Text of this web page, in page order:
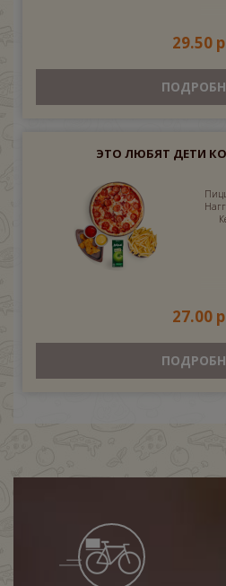
29.50
ЭТО ЛЮБЯТ ДЕТИ
27.00